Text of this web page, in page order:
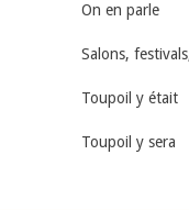
On en parle
Salons,
Toupoil y était
Toupoil y sera